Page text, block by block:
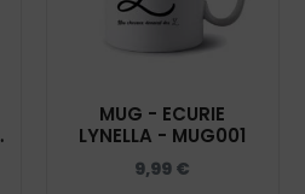
MUG - ECURIE
LYNELLA - MUG001
9,99 €